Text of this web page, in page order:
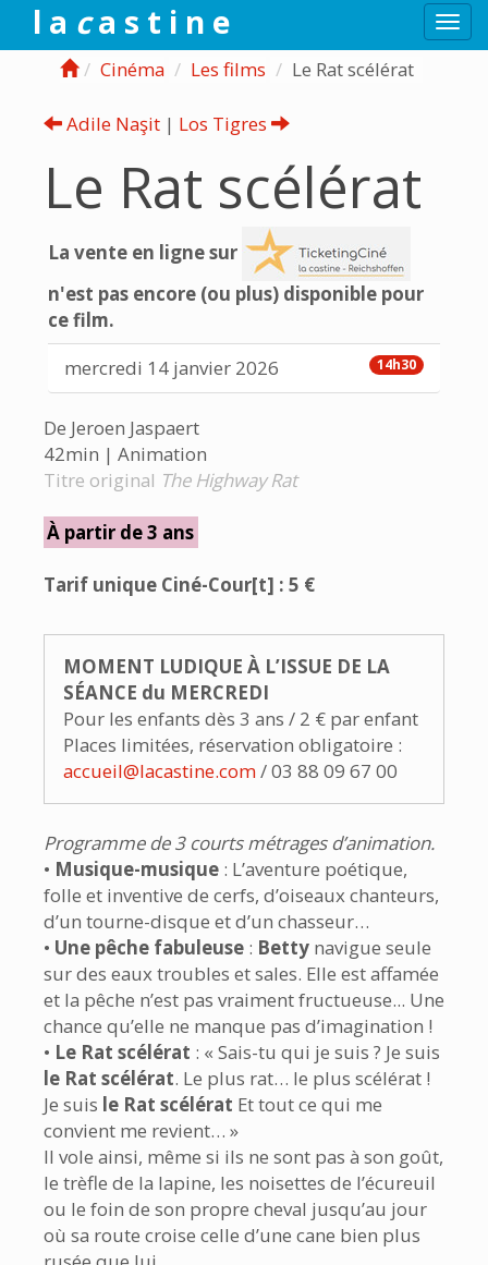
l a ca s t i n e
Cinéma Les films Le Rat scélérat
Adile Naşit | Los Tigres
Le Rat scélérat
La vente en ligne sur
n'est pas encore (ou plus) disponible pour
ce film.
14h30
mercredi 14 janvier 2026
De Jeroen Jaspaert
42min | Animation
Titre original The Highway Rat
À partir de 3 ans
Tarif unique Ciné-Cour[t] : 5 €
MOMENT LUDIQUE À L’ISSUE DE LA
SÉANCE du MERCREDI
Pour les enfants dès 3 ans / 2 € par enfant
Places limitées, réservation obligatoire :
accueil@lacastine.com/ 03 88 09 67 00
Programme de 3 courts métrages d’animation.
• Musique-musique : L’aventure poétique,
folle et inventive de cerfs, d’oiseaux chanteurs,
d’un tourne-disque et d’un chasseur…
• Une pêche fabuleuse : Betty navigue seule
sur des eaux troubles et sales. Elle est affamée
et la pêche n’est pas vraiment fructueuse... Une
chance qu’elle ne manque pas d’imagination !
• Le Rat scélérat : « Sais-tu qui je suis ? Je suis
le Rat scélérat. Le plus rat… le plus scélérat !
Je suis le Rat scélérat Et tout ce qui me
convient me revient… »
Il vole ainsi, même si ils ne sont pas à son goût,
le trèfle de la lapine, les noisettes de l’écureuil
ou le foin de son propre cheval jusqu’au jour
où sa route croise celle d’une cane bien plus